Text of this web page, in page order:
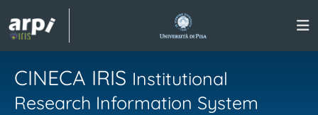
CINECA IRIS Institutional
Research Information System